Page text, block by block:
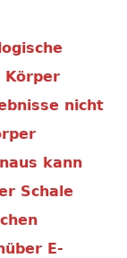
Körper
nicht
kann
Schale
E-